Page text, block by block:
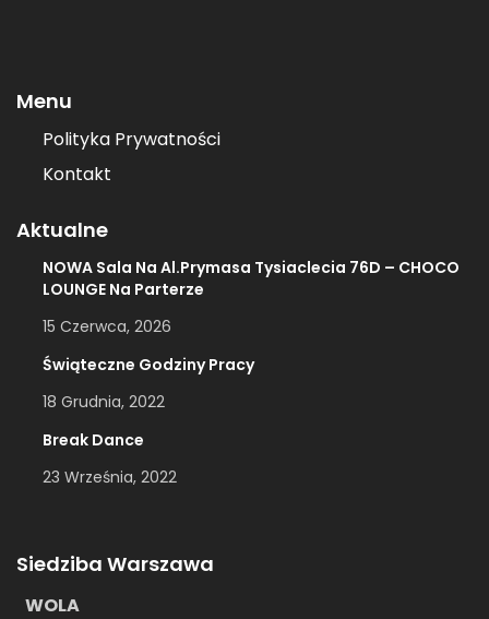
Menu
Polityka Prywatności
Kontakt
Aktualne
NOWA Sala Na Al.Prymasa Tysiaclecia 76D – CHOCO
LOUNGE Na Parterze
15 Czerwca, 2026
Świąteczne Godziny Pracy
18 Grudnia, 2022
Break Dance
23 Września, 2022
Siedziba Warszawa
WOLA